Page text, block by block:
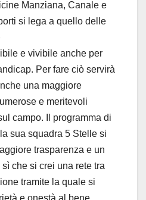
Manziana, Canale e
si lega a quello delle
e vivibile anche per
Per fare ciò servirà
una maggiore
e meritevoli
campo. Il programma di
sua squadra 5 Stelle si
trasparenza e un
che si crei una rete tra
tramite la quale si